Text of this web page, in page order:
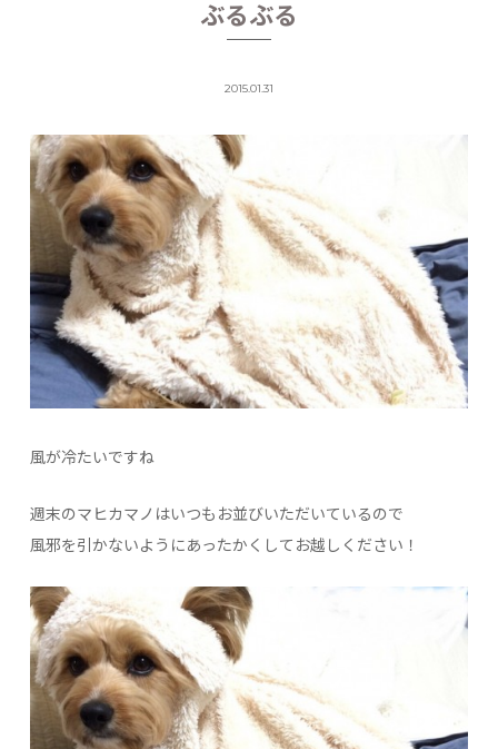
ぶるぶる
2015.01.31
風が冷たいですね
週末のマヒカマノはいつもお並びいただいているので
風邪を引かないようにあったかくしてお越しください！